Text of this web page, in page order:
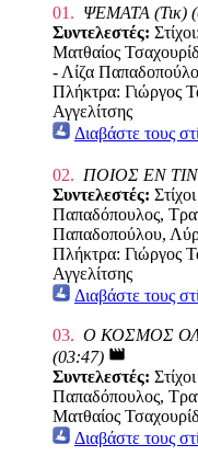
01. ΨΕΜΑΤΑ (Τικ)
Συντελεστές:
Ματθαίος
- Λίζα
Πλήκτρα: Γιώργος
Αγγελίτσης
Διαβάστε τους
02. ΠΟΙΟΣ ΕΝ
Συντελεστές:
Παπαδόπουλος,
Παπαδοπούλου,
Πλήκτρα: Γιώργος
Αγγελίτσης
Διαβάστε τους
03. Ο ΚΟΣΜΟΣ ΟΛ’
(03:47) movie
Συντελεστές:
Παπαδόπουλος,
Ματθαίος
Διαβάστε τους